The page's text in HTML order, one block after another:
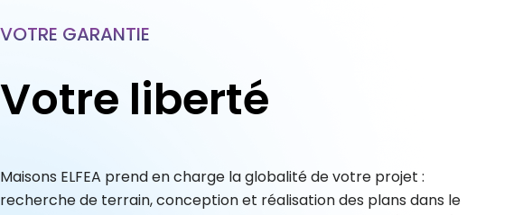
VOTRE GARANTIE
Votre liberté
recherche de terrain, conception et réalisation des plans dans le
respect des normes techniques et environnementales (RE2020),